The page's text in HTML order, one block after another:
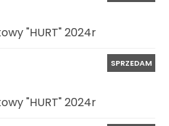
"HURT" 2024r
SPRZEDAM
"HURT" 2024r